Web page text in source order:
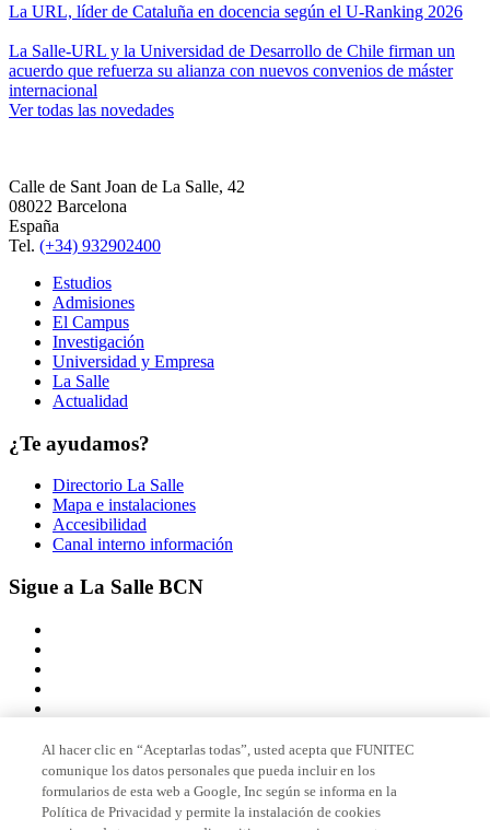
La URL, líder de Cataluña en docencia según el U-Ranking 2026
La Salle-URL y la Universidad de Desarrollo de Chile firman un
acuerdo que refuerza su alianza con nuevos convenios de máster
internacional
Ver todas las novedades
Calle de Sant Joan de La Salle, 42
08022 Barcelona
España
Tel. (+34) 932902400
Estudios
Admisiones
El Campus
Investigación
Universidad y Empresa
La Salle
Actualidad
¿Te ayudamos?
Directorio La Salle
Mapa e instalaciones
Accesibilidad
Canal interno información
Sigue a La Salle BCN
Miembro de
Al hacer clic en “Aceptarlas todas”, usted acepta que FUNITEC
comunique los datos personales que pueda incluir en los
formularios de esta web a Google, Inc según se informa en la
Política de Privacidad y permite la instalación de cookies